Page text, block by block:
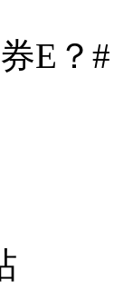
E？#